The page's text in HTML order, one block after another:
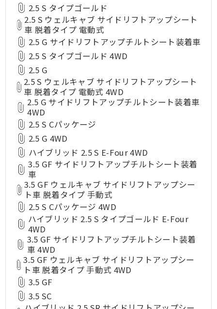
2.5 S タイプゴールド
2.5 S ウェルキャブ サイドリフトアップシート
車 脱着タイプ 電動式
2.5 G サイドリフトアップチルトシート装着車
2.5 S タイプゴールド 4WD
2.5 G
2.5 S ウェルキャブ サイドリフトアップシート
車 脱着タイプ 電動式 4WD
2.5 G サイドリフトアップチルトシート装着車
4WD
2.5 S Cパッケージ
2.5 G 4WD
ハイブリッド 2.5 S E-Four 4WD
3.5 GF サイドリフトアップチルトシート装着
車
3.5 GF ウェルキャブ サイドリフトアップシー
ト車 脱着タイプ 手動式
2.5 S Cパッケージ 4WD
ハイブリッド 2.5 S タイプゴールド E-Four
4WD
3.5 GF サイドリフトアップチルトシート装着
車 4WD
3.5 GF ウェルキャブ サイドリフトアップシー
ト車 脱着タイプ 手動式 4WD
3.5 GF
3.5 SC